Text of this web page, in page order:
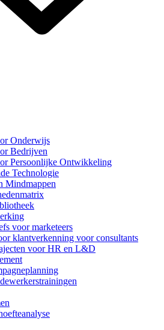
Onderwijs
Bedrijven
Persoonlijke Ontwikkeling
Technologie
Mindmappen
voor marketeers
klantverkenning voor consultants
voor HR en L&D